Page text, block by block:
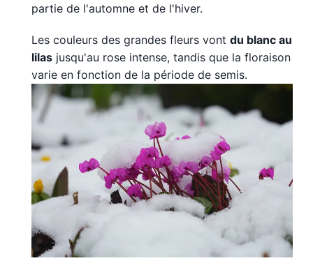
partie de l'automne et de l'hiver.
Les couleurs des grandes fleurs vont du blanc au
lilas jusqu'au rose intense, tandis que la floraison
varie en fonction de la période de semis.